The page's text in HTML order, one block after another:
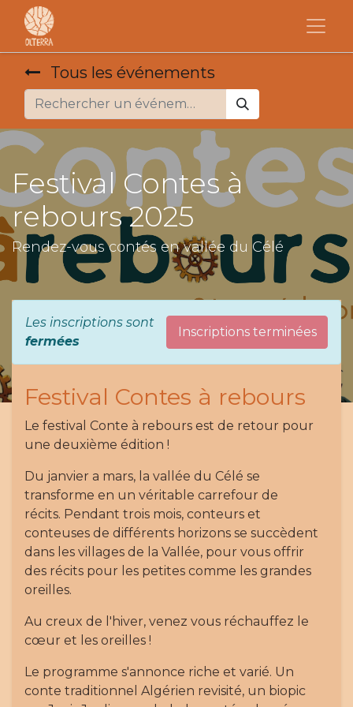
Tous les événements
Festival Contes à
rebours 2025
Rendez-vous contés en vallée du Célé
Les inscriptions sont
fermées
Inscriptions terminées
Festival Contes à rebours
Le festival Conte à rebours est de retour pour
une deuxième édition !
Du janvier a mars, la vallée du Célé se
transforme en un véritable carrefour de
récits. Pendant trois mois, conteurs et
conteuses de différents horizons se succèdent
dans les villages de la Vallée, pour vous offrir
des récits pour les petites comme les grandes
oreilles.
Au creux de l'hiver, venez vous réchauffez le
cœur et les oreilles !
Le programme s'annonce riche et varié. Un
conte traditionnel Algérien revisité, un biopic